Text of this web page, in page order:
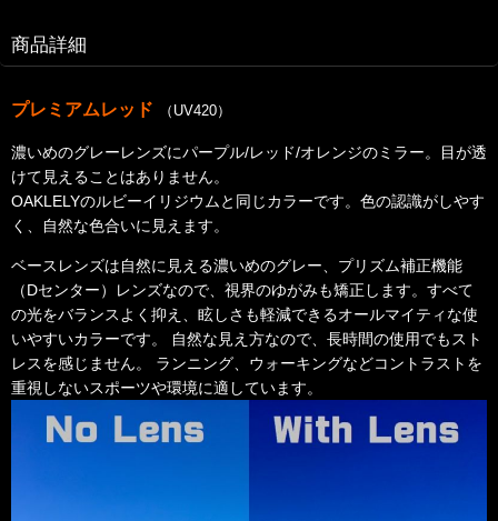
商品詳細
プレミアムレッド （UV420）
濃いめのグレーレンズにパープル/レッド/オレンジのミラー。目が透
けて見えることはありません。
OAKLELYのルビーイリジウムと同じカラーです。 色の認識がしやす
く、自然な色合いに見えます。
ベースレンズは自然に見える濃いめのグレー、プリズム補正機能
（Dセンター）レンズなので、視界のゆがみも矯正します。 すべて
の光をバランスよく抑え、眩しさも軽減できるオールマイティな使
いやすいカラーです。 自然な見え方なので、長時間の使用でもスト
レスを感じません。 ランニング、ウォーキングなどコントラストを
重視しないスポーツや環境に適しています。